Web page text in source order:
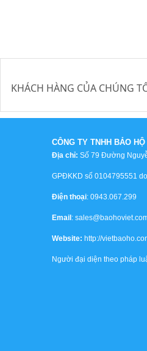
KHÁCH HÀNG CỦA CHÚNG
CÔNG TY TNHH BẢO
Địa chỉ: Số 79 Đường
GPĐKKD số 0104795551
Điện thoại: 0943.067.299
Email :
Website: http://
Người đại diện theo pháp